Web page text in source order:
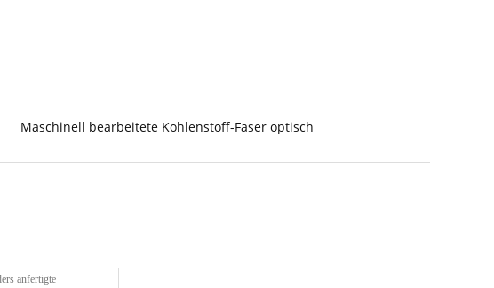
Maschinell bearbeitete Kohlenstoff-Faser optisch